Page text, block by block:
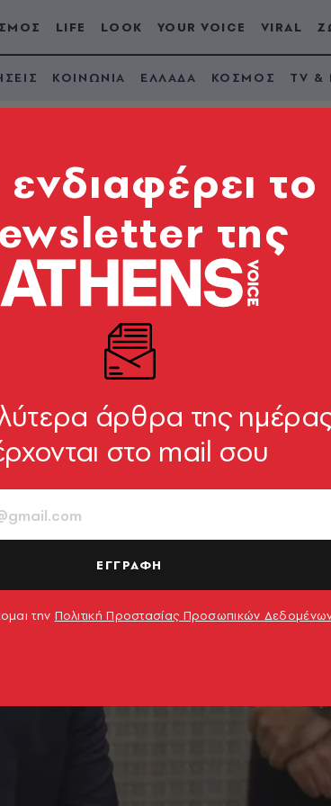
LIFE LOOK YOUR VOICE VIRAL
ΚΟΙΝΩΝΙΑ ΕΛΛΑΔΑ ΚΟΣΜΟΣ TV &
σε Σαμαρά για
ενδιαφέρει το
της
άρθρα της
στο mail σου
ΕΓΓΡΑΦΗ
την Πολιτική Προστασίας Προσωπικών